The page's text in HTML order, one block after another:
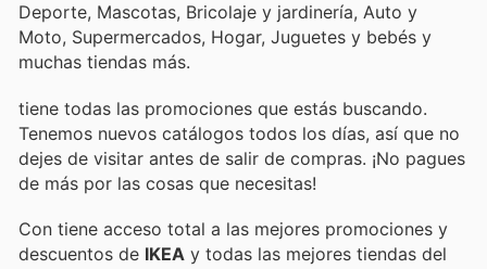
Deporte, Mascotas, Bricolaje y jardinería, Auto y
Moto, Supermercados, Hogar, Juguetes y bebés y
muchas tiendas más.
tiene todas las promociones que estás buscando.
Tenemos nuevos catálogos todos los días, así que no
dejes de visitar antes de salir de compras. ¡No pagues
de más por las cosas que necesitas!
Con tiene acceso total a las mejores promociones y
descuentos de IKEA y todas las mejores tiendas del